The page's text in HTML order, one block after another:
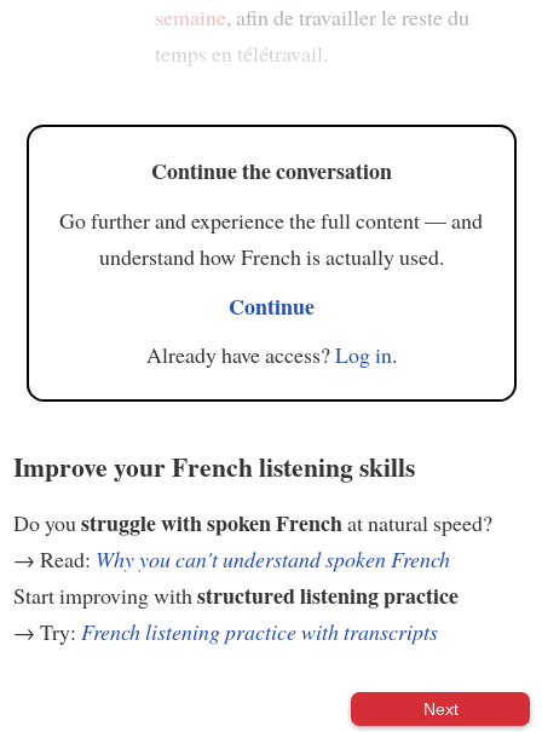
semaine, afin de travailler le reste du
temps en télétravail.
Continue the conversation
Go further and experience the full content — and
understand how French is actually used.
Continue
Already have access?Log in.
Improve your French listening skills
Do you struggle with spoken Frenchat natural speed?
→ Read: Why you can't understand spoken French
Start improving with structured listening practice
→ Try: French listening practice with transcripts
Next